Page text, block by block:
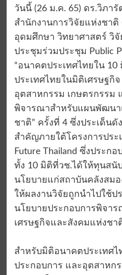
วันนี้ (26 ม.ค. 65) ดร.วิภา
สำนักงานการวิจัยแห่งชาติ
อุดมศึกษา วิทยาศาสตร์ วิ
ประชุมร่วมประชุม Public
“อนาคตประเทศไทยใน
ประเทศไทยในมิติเศรษฐกิ
อุตสาหกรรม เกษตรกรรม
พิจารณาสำหรับแผนพัฒนา
ชาติ” ครั้งที่ 4 ซึ่งประเด็นดั
สำคัญภายใต้โครงการปร
Future Thailand ซึ่งประก
ทั้ง 10 มิติที่วช.ได้ให้ทุนสนั
นโยบายแก่สถาบันคลังสม
ให้ผลงานวิจัยถูกนำไปใช้ป
นโยบายประกอบการพิจา
เศรษฐกิจและสังคมแห่งชา
สำหรับมิติอนาคตประเทศไ
ประกอบการ และอุตสาหก